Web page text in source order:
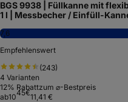
BGS 9938 | Füllkanne mit
1 l | Messbecher / Einfüll-
7,6
Empfehlenswert
(243)
4 Varianten
12% Rabattzum ⌀-Bestpreis
ab1045€11,41 €